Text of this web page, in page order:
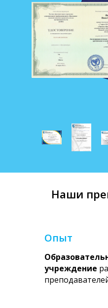
Наши
Опыт
учреждение